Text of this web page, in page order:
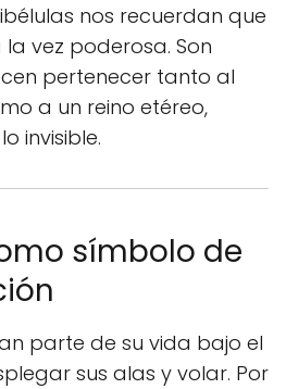
nos recuerdan que
vez poderosa. Son
pertenecer tanto al
a un reino etéreo,
invisible.
símbolo de
parte de su vida bajo el
sus alas y volar. Por